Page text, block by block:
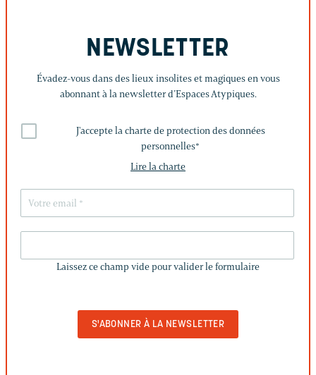
NEWSLETTER
Évadez-vous dans des lieux insolites et magiques en vous
abonnant à la newsletter d’Espaces Atypiques.
J'accepte la charte de protection des données
personnelles*
Lire la charte
CHAMP
Laissez ce champ vide pour valider le formulaire